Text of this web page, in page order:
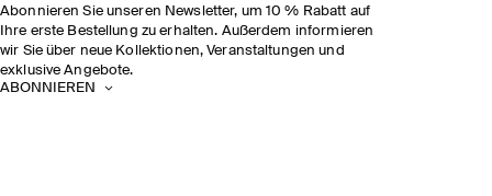
Abonnieren Sie unseren Newsletter, um 10 % Rabatt auf
Ihre erste Bestellung zu erhalten. Außerdem informieren
wir Sie über neue Kollektionen, Veranstaltungen und
exklusive Angebote.
ABONNIEREN